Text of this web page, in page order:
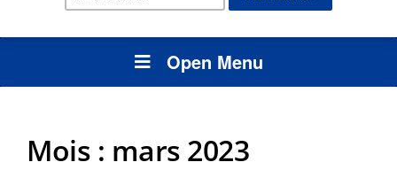
Open Menu
Mois : mars 2023